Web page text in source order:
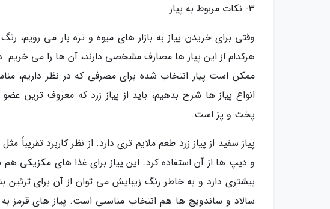
3- نکات مربوط به پیاز
وقتی برای خریدن پیاز به بازار های میوه و تره بار می رویم،
هرکدام از این پیاز ها مصارف مشخصی دارند، آن ها را می خریم.
ممکن است پیاز انتخاب شده برای مصرفی که در نظر داریم،
انواع پیاز ها شرح بدهیم، باید از پیاز زرد که معروف ترین عضو
پخت و پز است.
پیاز سفید از پیاز زرد طعم ملایم تری دارد. از نظر کاربرد
و دیپ ها از آن استفاده کرد. این پیاز برای غذا های مکزیکی هم
بیشتری دارد و به خاطر رنگ زیبایش می توان از آن برای تزئین
سالاد و ساندویچ ها هم انتخاب مناسبی است. پیاز های قرمز به